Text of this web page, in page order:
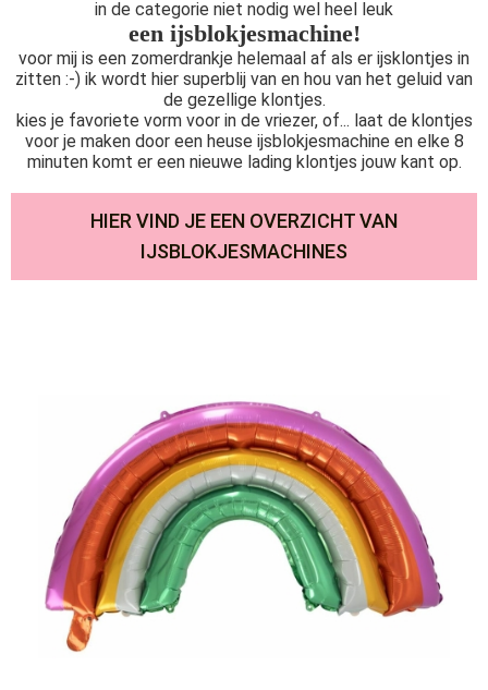
in de categorie niet nodig wel heel leuk
een ijsblokjesmachine!
voor mij is een zomerdrankje helemaal af als er ijsklontjes in
zitten :-) ik wordt hier superblij van en hou van het geluid van
de gezellige klontjes.
kies je favoriete vorm voor in de vriezer, of... laat de klontjes
voor je maken door een heuse ijsblokjesmachine en elke 8
minuten komt er een nieuwe lading klontjes jouw kant op.
HIER VIND JE EEN OVERZICHT VAN
IJSBLOKJESMACHINES